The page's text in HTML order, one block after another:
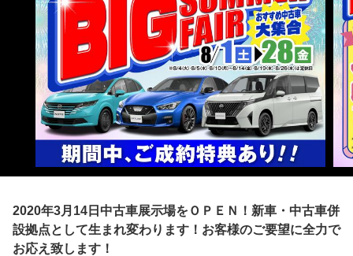
2020年3月14日中古車展示場をＯＰＥＮ！新車・中古車併
設拠点として生まれ変わります！お客様のご要望に全力で
お応え致します！